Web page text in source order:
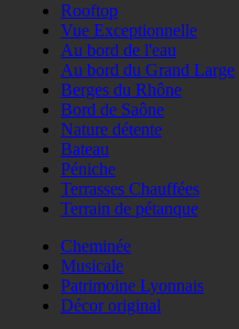
Rooftop
Vue Exceptionnelle
Au bord de l'eau
Au bord du Grand Large
Berges du Rhône
Bord de Saône
Nature détente
Bateau
Péniche
Terrasses Chauffées
Terrain de pétanque
Cheminée
Musicale
Patrimoine Lyonnais
Décor original